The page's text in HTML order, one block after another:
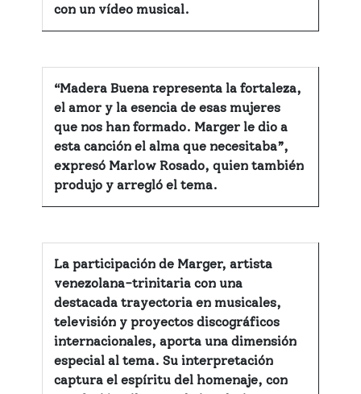
con un vídeo musical.
“Madera Buena representa la fortaleza,
el amor y la esencia de esas mujeres
que nos han formado. Marger le dio a
esta canción el alma que necesitaba”,
expresó Marlow Rosado, quien también
produjo y arregló el tema.
La participación de Marger, artista
venezolana-trinitaria con una
destacada trayectoria en musicales,
televisión y proyectos discográficos
internacionales, aporta una dimensión
especial al tema. Su interpretación
captura el espíritu del homenaje, con